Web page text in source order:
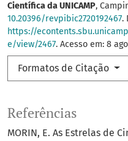
Científica da UNICAMP,
10.20396/revpibic2720192467.
https://
e/view/2467. Acesso em: 8
Formatos de Citação
Referências
MORIN, E. As Estrelas de